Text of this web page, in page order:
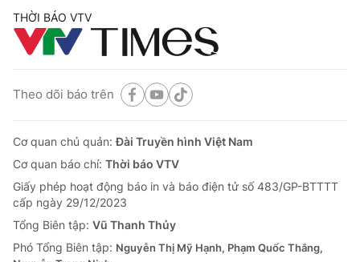
THỜI BÁO VTV
Theo dõi báo trên
Cơ quan chủ quản:Đài Truyền hình Việt Nam
Cơ quan báo chí: Thời báo VTV
Giấy phép hoạt động báo in và báo điện tử số 483/GP-BTTTT
cấp ngày 29/12/2023
Tổng Biên tập: Vũ Thanh Thủy
Phó Tổng Biên tập: Nguyễn Thị Mỹ Hạnh, Phạm Quốc Thắng,